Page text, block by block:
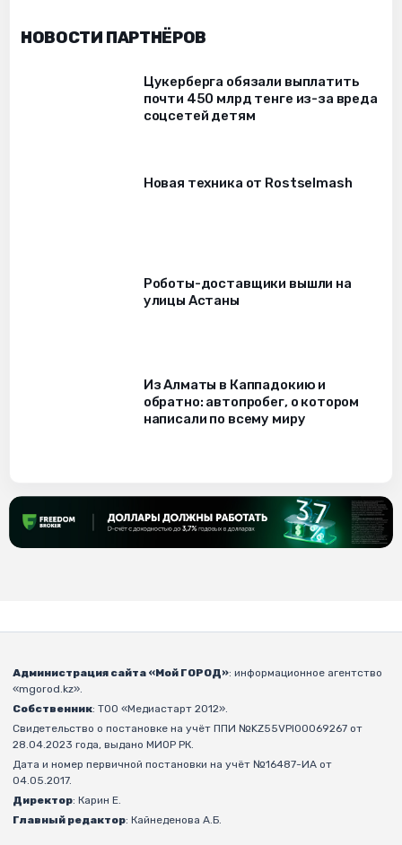
НОВОСТИ ПАРТНЁРОВ
Цукерберга обязали выплатить
почти 450 млрд тенге из-за вреда
соцсетей детям
Новая техника от Rostselmash
Роботы-доставщики вышли на
улицы Астаны
Из Алматы в Каппадокию и
обратно: автопробег, о котором
написали по всему миру
Администрация сайта «Мой ГОРОД»: информационное агентство
«mgorod.kz».
Собственник: ТОО «Медиастарт 2012».
Свидетельство о постановке на учёт ППИ №KZ55VPI00069267 от
28.04.2023 года, выдано МИОР РК.
Дата и номер первичной постановки на учёт №16487-ИА от
04.05.2017.
Директор: Карин Е.
Главный редактор: Кайнеденова А.Б.